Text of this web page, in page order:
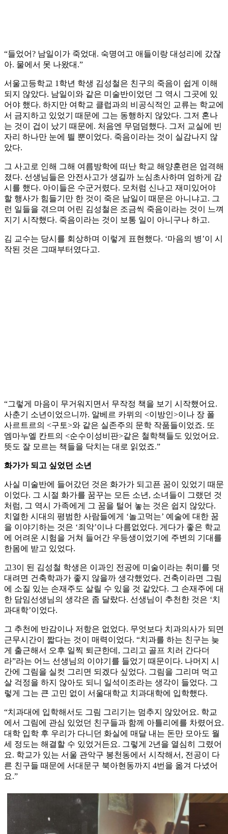
“들었어? 남일이가 죽었대. 숙명여고 애들이랑 대성리에 갔잖
아. 물에서 못 나왔대.”
서울고등학교 1학년 학생 김성철은 친구의 죽음이 쉽게 이해
되지 않았다. 남일이와 같은 미술반이었던 그 역시 그곳에 있
어야 했다. 하지만 여학교 클럽과의 비공식적인 교류는 학교에
서 금지하고 있었기 때문에 그는 동행하지 않았다. 그저 혼나
는 것이 겁이 났기 때문에. 처음엔 무덤덤했다. 그저 교실에 빈
자리 하나만 눈에 띌 뿐이었다. 죽음이라는 것이 실감나지 않
았다.
그 사고로 인해 그해 여름방학에 떠난 학교 해양훈련은 엄격해
졌다. 선생님들은 안전사고가 생길까 노심초사하며 엄하게 감
시를 했다. 아이들은 수군거렸다. 모처럼 신나고 재미있어야
할 행사가 힘들기만 한 것이 죽은 남일이 때문은 아니냐고. 그
런 일들을 겪으며 어린 김성철은 조금씩 죽음이라는 것이 느껴
지기 시작했다. 죽음이라는 것이 보통 일이 아니구나 하고.
김 교수는 당시를 회상하며 이렇게 표현했다. ‘마음의 병’이 시
작된 것은 그때부터였다고.
“그렇게 마음이 무거워지면서 무작정 책을 보기 시작했어요.
사춘기 소년이었으니까. 알베르 카뮈의 <이방인>이나 장 폴
사르트르의 <구토>와 같은 실존주의 문학 작품들이었죠. 또
엠마누엘 칸트의 <순수이성비판>같은 철학책들도 있었어요.
뜻도 잘 모르는 책들을 닥치는 대로 읽었죠.”
화가가 되고 싶었던 소년
사실 미술반에 들어갔던 것은 화가가 되고픈 꿈이 있었기 때문
이었다. 그 시절 화가를 꿈꾸는 모든 소년, 소녀들이 그랬던 것
처럼, 그 역시 가족에게 그 꿈을 털어 놓는 것은 쉽지 않았다.
치열한 시대의 평범한 사람들에게 ‘놀고먹는’ 예술에 대한 꿈
을 이야기하는 것은 ‘죄악’이나 다름없었다. 게다가 좋은 학교
에 어려운 시험을 거쳐 들어간 우등생이었기에 주변의 기대를
한몸에 받고 있었다.
고3이 된 김성철 학생은 이과인 전공에 미술이라는 취미를 덧
대려면 건축학과가 좋지 않을까 생각했었다. 건축이라면 그림
에 소질 있는 손재주도 살릴 수 있을 것 같았다. 그 손재주에 대
한 담임선생님의 생각은 좀 달랐다. 선생님이 추천한 것은 ‘치
과대학’이었다.
그 추천에 반감이나 저항은 없었다. 무엇보다 치과의사가 되면
근무시간이 짧다는 것이 매력이었다. “치과를 하는 친구는 늦
게 출근해서 오후 일찍 퇴근한데, 그리고 골프 치러 간다더
라”라는 어느 선생님의 이야기를 들었기 때문이다. 나머지 시
간에 그림을 실컷 그리면 되겠다 싶었다. 그림을 그리며 먹고
살 걱정을 하지 않아도 되니 일석이조라는 생각이 들었다. 그
렇게 그는 큰 고민 없이 서울대학교 치과대학에 입학했다.
“치과대에 입학해서도 그림 그리기는 멈추지 않았어요. 학교
에서 그림에 관심 있었던 친구들과 함께 아틀리에를 차렸어요.
대학 입학 후 우리가 다니던 화실에 매달 내는 돈만 모아도 월
세 정도는 해결할 수 있었거든요. 그렇게 2년을 열심히 그렸어
요. 학교가 있는 서울 관악구 봉천동에서 시작해서, 전공이 다
른 친구들 때문에 서대문구 북아현동까지 4번을 옮겨 다녔어
요.”